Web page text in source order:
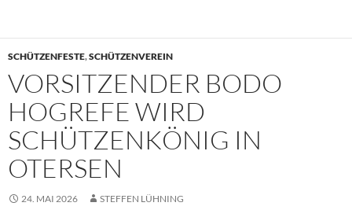
SCHÜTZENFESTE,SCHÜTZENVEREIN
VORSITZENDER BODO
HOGREFE WIRD
SCHÜTZENKÖNIG IN
OTERSEN
24. MAI 2026 STEFFEN LÜHNING